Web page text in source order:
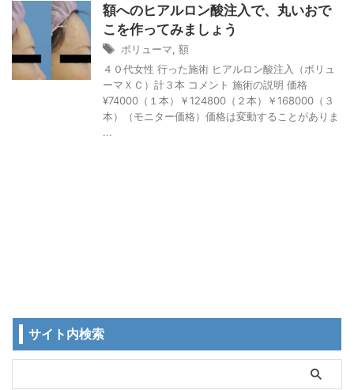
額へのヒアルロン酸注入で、丸いおで
こを作ってみましょう
ボリューマ 額
４０代女性 行った施術 ヒアルロン酸注入（ボリュ
ーマＸＣ）計３本 コメント 施術の説明 価格
¥74000（１本）￥124800（２本）￥168000（３
本）（モニター価格）価格は変動することがありま
...
サイト内検索